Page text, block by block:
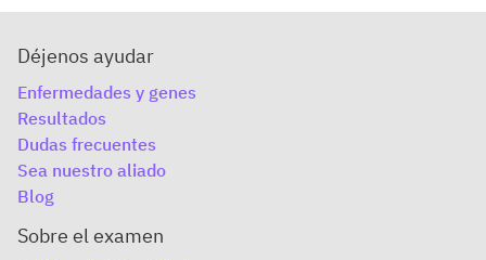
Déjenos ayudar
Enfermedades y genes
Resultados
Dudas frecuentes
Sea nuestro aliado
Blog
Sobre el examen